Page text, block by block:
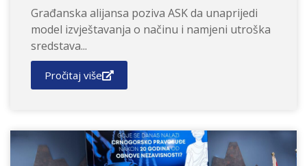
Građanska alijansa poziva ASK da unaprijedi
model izvještavanja o načinu i namjeni utroška
sredstava...
Pročitaj više